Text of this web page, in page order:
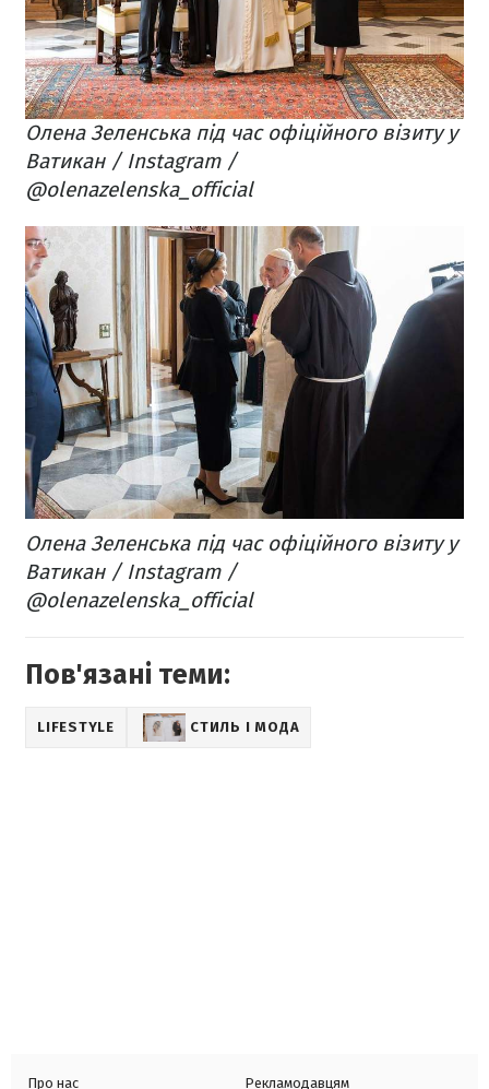
Олена Зеленська під час офіційного візиту у
Ватикан / Instagram /
@olenazelenska_official
Олена Зеленська під час офіційного візиту у
Ватикан / Instagram /
@olenazelenska_official
Пов'язані теми:
LIFESTYLE СТИЛЬ І МОДА
Про нас
Рекламодавцям